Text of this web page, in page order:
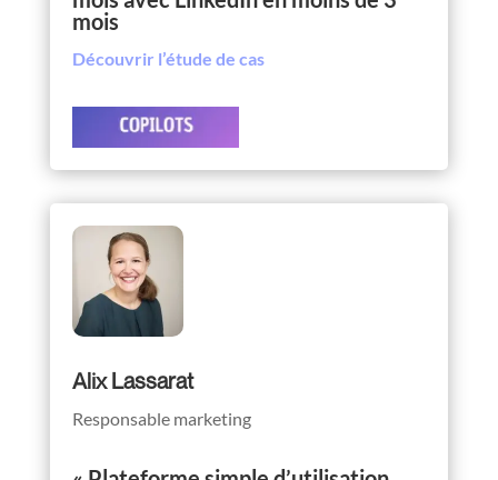
mois
Découvrir l’étude de cas
Alix Lassarat
Responsable marketing